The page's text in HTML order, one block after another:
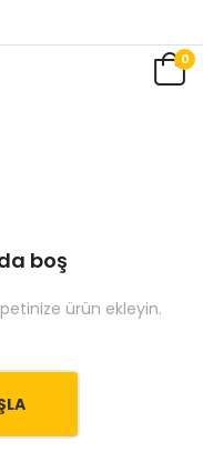
0
boş
ürün ekleyin.